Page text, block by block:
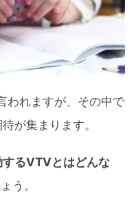
われますが、その中で
が集まります。
るVTVとはどんな
う。